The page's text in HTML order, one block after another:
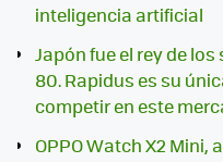
inteligencia artificial
Japón fue el rey de
80. Rapidus es su
competir en este
OPPO Watch X2